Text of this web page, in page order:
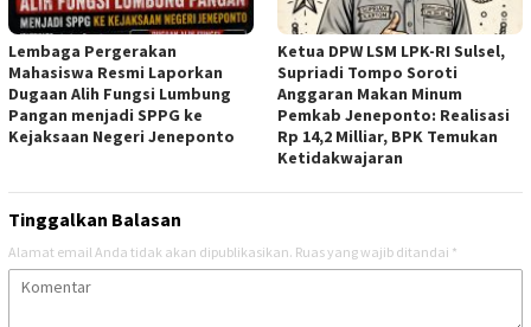
Lembaga Pergerakan
Mahasiswa Resmi Laporkan
Dugaan Alih Fungsi Lumbung
Pangan menjadi SPPG ke
Kejaksaan Negeri Jeneponto
Ketua DPW LSM LPK-RI Sulsel,
Supriadi Tompo Soroti
Anggaran Makan Minum
Pemkab Jeneponto: Realisasi
Rp 14,2 Milliar, BPK Temukan
Ketidakwajaran
Tinggalkan Balasan
Alamat email Anda tidak akan dipublikasikan. Ruas yang wajib ditandai *